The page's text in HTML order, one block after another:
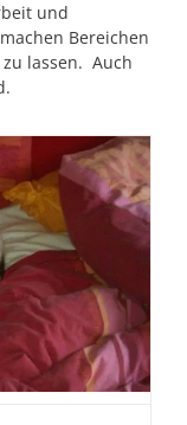
und
Bereichen
lassen. Auch